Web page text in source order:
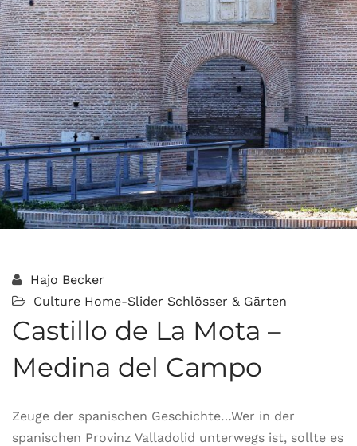
Hajo Becker
Culture Home-Slider Schlösser & Gärten
Castillo de La Mota –
Medina del Campo
Zeuge der spanischen Geschichte…Wer in der
spanischen Provinz Valladolid unterwegs ist, sollte es